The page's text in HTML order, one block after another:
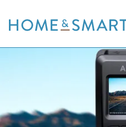
to